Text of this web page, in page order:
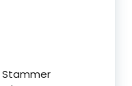
Stammer